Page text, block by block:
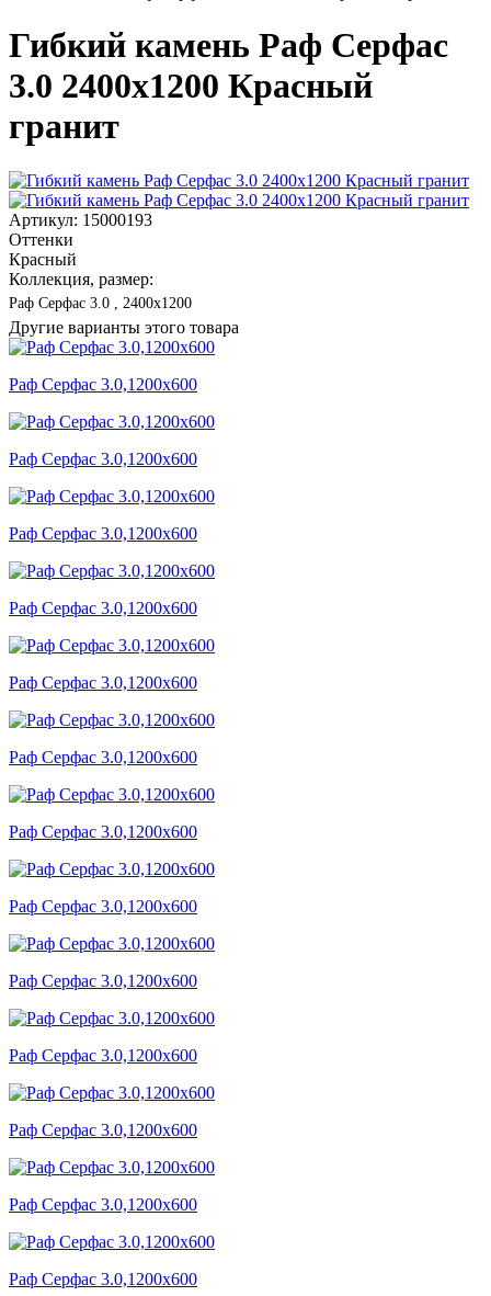
Гибкий камень Раф Серфас
3.0 2400x1200 Красный
гранит
Артикул: 15000193
Оттенки
Красный
Коллекция, размер:
Раф Серфас 3.0 , 2400x1200
Другие варианты этого товара
Раф Серфас 3.0,1200x600
Раф Серфас 3.0,1200x600
Раф Серфас 3.0,1200x600
Раф Серфас 3.0,1200x600
Раф Серфас 3.0,1200x600
Раф Серфас 3.0,1200x600
Раф Серфас 3.0,1200x600
Раф Серфас 3.0,1200x600
Раф Серфас 3.0,1200x600
Раф Серфас 3.0,1200x600
Раф Серфас 3.0,1200x600
Раф Серфас 3.0,1200x600
Раф Серфас 3.0,1200x600